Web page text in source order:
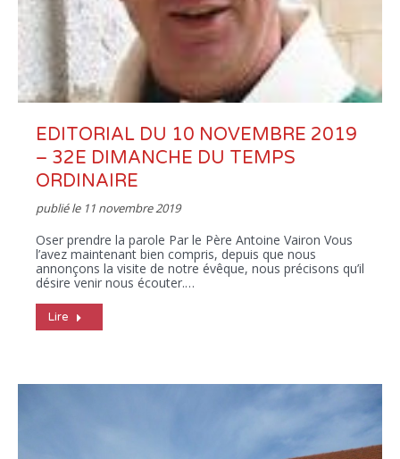
EDITORIAL DU 10 NOVEMBRE 2019
– 32E DIMANCHE DU TEMPS
ORDINAIRE
publié le 11 novembre 2019
Oser prendre la parole Par le Père Antoine Vairon Vous
l’avez maintenant bien compris, depuis que nous
annonçons la visite de notre évêque, nous précisons qu’il
désire venir nous écouter.…
Lire